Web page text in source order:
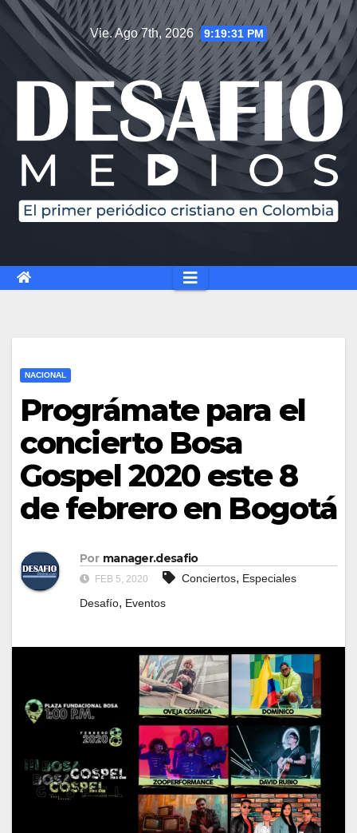
Saltar
contenido
Vie. Ago 7th, 2026 9:19:32 PM
NACIONAL
Prográmate para el
concierto Bosa
Gospel 2020 este 8
de febrero en Bogotá
Por manager.desafio
FEB 5, 2020 Conciertos, Especiales
Desafío, Eventos